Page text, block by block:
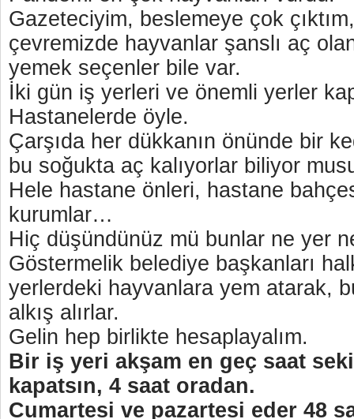
Gazeteciyim, beslemeye çok
çevremizde hayvanlar şanslı aç
yemek seçenler bile var.
İki gün iş yerleri ve önemli yerler
Hastanelerde öyle.
Çarşıda her dükkanın önünde bir
bu soğukta aç kalıyorlar biliyor
Hele hastane önleri, hastane
kurumlar…
Hiç düşündünüz mü bunlar ne yer
Göstermelik belediye başkanları
yerlerdeki hayvanlara yem atarak,
alkış alırlar.
Gelin hep birlikte hesaplayalım.
Bir iş yeri akşam en geç saat
kapatsın, 4 saat oradan.
Cumartesi ve pazartesi eder 48